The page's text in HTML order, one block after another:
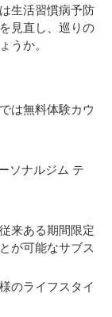
生活習慣病予防
見直し、巡りの
うか。
は無料体験カウ
ソナルジム テ
来ある期間限定
が可能なサブス
のライフスタイ